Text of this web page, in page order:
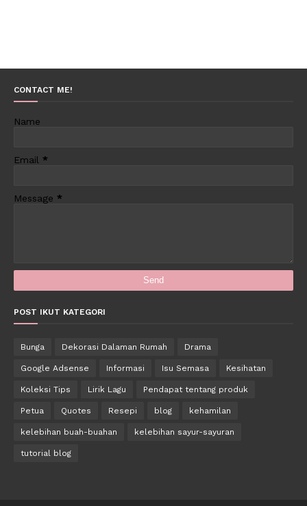
CONTACT ME!
Name
Email *
Message *
POST IKUT KATEGORI
Bunga Dekorasi Dalaman Rumah Drama
Google Adsense Informasi Isu Semasa Kesihatan
Koleksi Tips Lirik Lagu Pendapat tentang produk
Petua Quotes Resepi blog kehamilan
kelebihan buah-buahan kelebihan sayur-sayuran
tutorial blog